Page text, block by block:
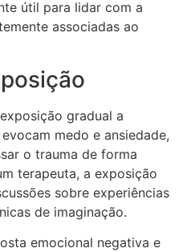
útil para lidar com a
associadas ao
gradual a
medo e ansiedade,
o trauma de forma
terapeuta, a exposição
sobre experiências
de imaginação.
emocional negativa e